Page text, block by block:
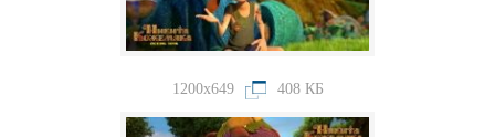
1200x649 408 КБ